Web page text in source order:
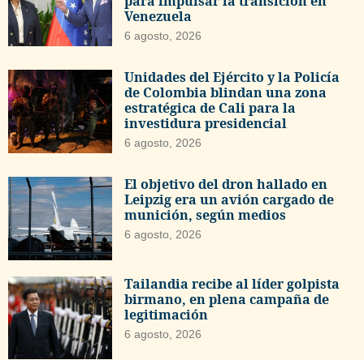
Venezuela
6 agosto, 2026
Unidades del Ejército y la Policía
de Colombia blindan una zona
estratégica de Cali para la
investidura presidencial
6 agosto, 2026
El objetivo del dron hallado en
Leipzig era un avión cargado de
munición, según medios
6 agosto, 2026
Tailandia recibe al líder golpista
birmano, en plena campaña de
legitimación
6 agosto, 2026